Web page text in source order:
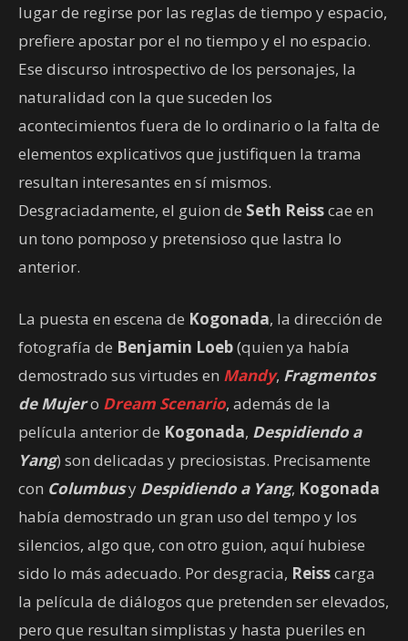
lugar de regirse por las reglas de tiempo y espacio,
prefiere apostar por el no tiempo y el no espacio.
Ese discurso introspectivo de los personajes, la
naturalidad con la que suceden los
acontecimientos fuera de lo ordinario o la falta de
elementos explicativos que justifiquen la trama
resultan interesantes en sí mismos.
Desgraciadamente, el guion de Seth Reisscae en
un tono pomposo y pretensioso que lastra lo
anterior.
La puesta en escena de Kogonada, la dirección de
fotografía de Benjamin Loeb(quien ya había
demostrado sus virtudes en Mandy, Fragmentos
de Mujero Dream Scenario, además de la
película anterior de Kogonada, Despidiendo a
Yang) son delicadas y preciosistas. Precisamente
con Columbusy Despidiendo a Yang, Kogonada
había demostrado un gran uso del tempo y los
silencios, algo que, con otro guion, aquí hubiese
sido lo más adecuado. Por desgracia, Reisscarga
la película de diálogos que pretenden ser elevados,
pero que resultan simplistas y hasta pueriles en